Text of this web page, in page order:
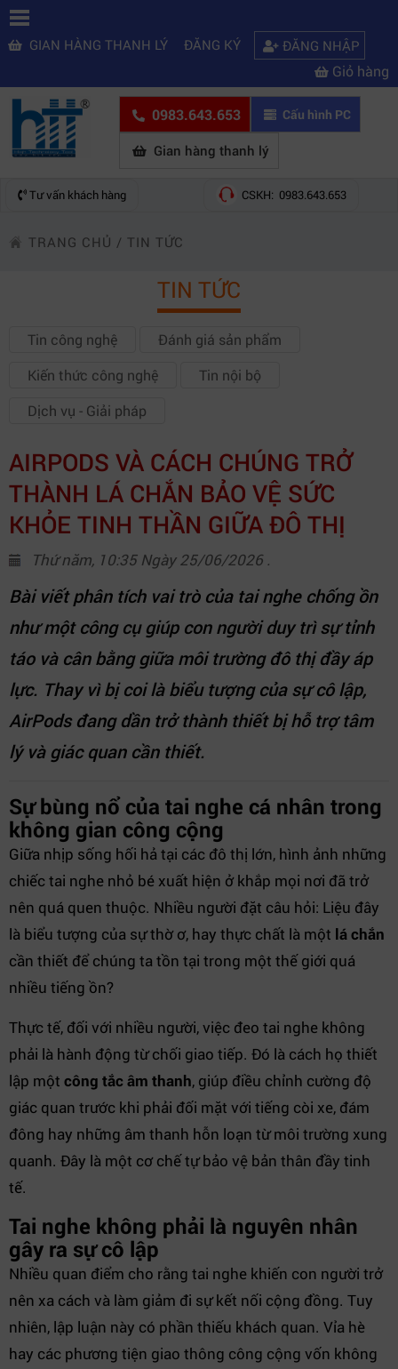
GIAN HÀNG THANH LÝ ĐĂNG KÝ ĐĂNG NHẬP
Giỏ hàng
0983.643.653 Cấu hình PC
Gian hàng thanh lý
Tư vấn khách hàng CSKH: 0983.643.653
TRANG CHỦ / TIN TỨC
TIN TỨC
Tin công nghệ
Đánh giá sản phẩm
Kiến thức công nghệ
Tin nội bộ
Dịch vụ - Giải pháp
AIRPODS VÀ CÁCH CHÚNG TRỞ
THÀNH LÁ CHẮN BẢO VỆ SỨC
KHỎE TINH THẦN GIỮA ĐÔ THỊ
Thứ năm, 10:35 Ngày 25/06/2026 .
Bài viết phân tích vai trò của tai nghe chống ồn
như một công cụ giúp con người duy trì sự tỉnh
táo và cân bằng giữa môi trường đô thị đầy áp
lực. Thay vì bị coi là biểu tượng của sự cô lập,
AirPods đang dần trở thành thiết bị hỗ trợ tâm
lý và giác quan cần thiết.
Sự bùng nổ của tai nghe cá nhân trong
không gian công cộng
Giữa nhịp sống hối hả tại các đô thị lớn, hình ảnh những
chiếc tai nghe nhỏ bé xuất hiện ở khắp mọi nơi đã trở
nên quá quen thuộc. Nhiều người đặt câu hỏi: Liệu đây
là biểu tượng của sự thờ ơ, hay thực chất là một lá chắn
cần thiết để chúng ta tồn tại trong một thế giới quá
nhiều tiếng ồn?
Thực tế, đối với nhiều người, việc đeo tai nghe không
phải là hành động từ chối giao tiếp. Đó là cách họ thiết
lập một công tắc âm thanh, giúp điều chỉnh cường độ
giác quan trước khi phải đối mặt với tiếng còi xe, đám
đông hay những âm thanh hỗn loạn từ môi trường xung
quanh. Đây là một cơ chế tự bảo vệ bản thân đầy tinh
tế.
Tai nghe không phải là nguyên nhân
gây ra sự cô lập
Nhiều quan điểm cho rằng tai nghe khiến con người trở
nên xa cách và làm giảm đi sự kết nối cộng đồng. Tuy
nhiên, lập luận này có phần thiếu khách quan. Vỉa hè
hay các phương tiện giao thông công cộng vốn không